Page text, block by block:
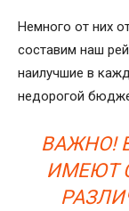
Немного от них
составим наш
наилучшие в
недорогой
ВАЖНО!
ИМЕЮТ